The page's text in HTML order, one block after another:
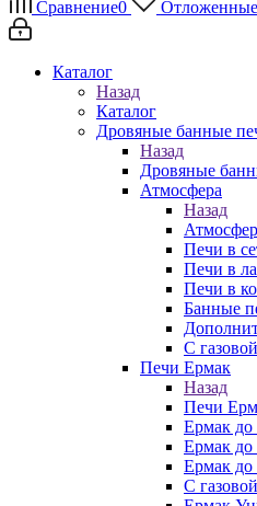
Сравнение0 Отложенные
Каталог
Назад
Каталог
Дровяные банные
Назад
Дровяные
Атмосфера
Назад
Печи в
Печи в
Печи в
Банные
С
Печи Ермак
Назад
Печи
Ермак до
Ермак до
Ермак до
С